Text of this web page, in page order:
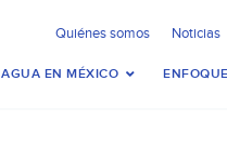
Quiénes somos Noticias
AGUA EN MÉXICO